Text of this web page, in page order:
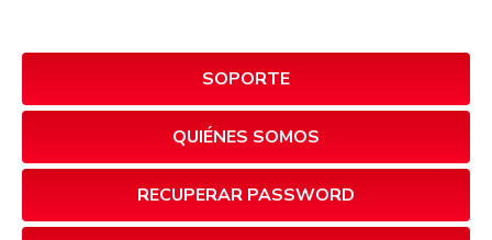
SOPORTE
QUIÉNES SOMOS
RECUPERAR PASSWORD